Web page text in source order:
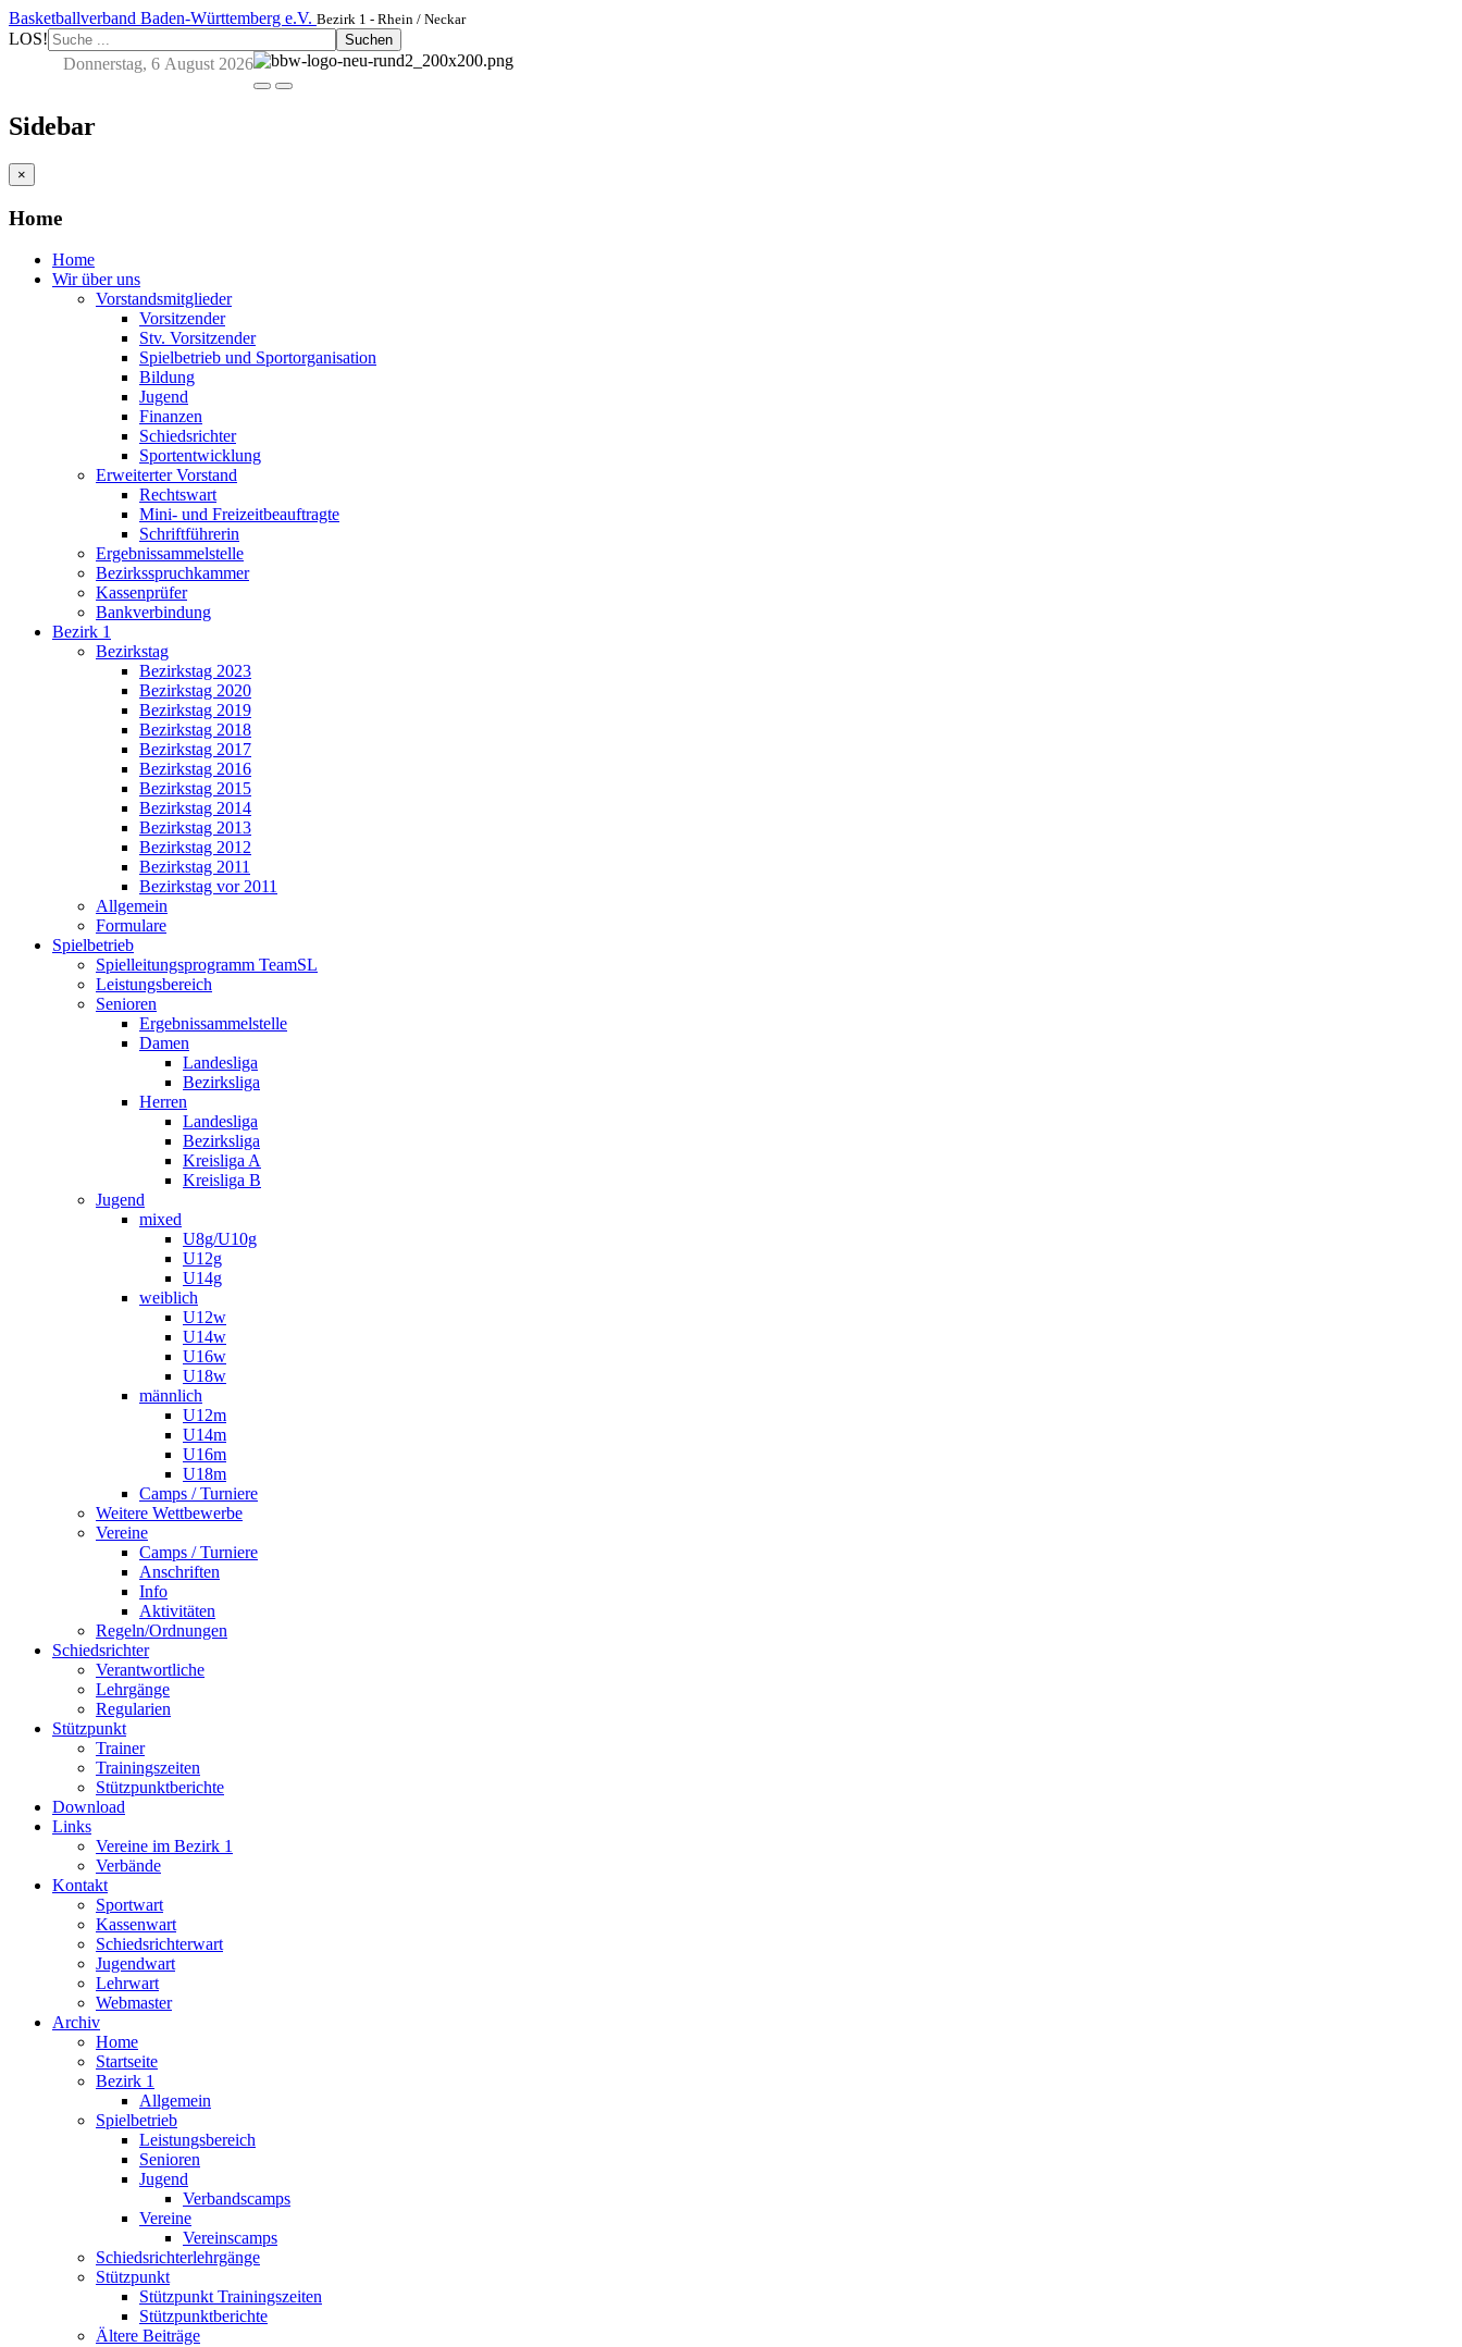
Basketballverband Baden-Württemberg e.V. Bezirk 1 - Rhein / Neckar
LOS! Suchen
Donnerstag, 6 August 2026
Sidebar
×
Home
Home
Wir über uns
Vorstandsmitglieder
Vorsitzender
Stv. Vorsitzender
Spielbetrieb und Sportorganisation
Bildung
Jugend
Finanzen
Schiedsrichter
Sportentwicklung
Erweiterter Vorstand
Rechtswart
Mini- und Freizeitbeauftragte
Schriftführerin
Ergebnissammelstelle
Bezirksspruchkammer
Kassenprüfer
Bankverbindung
Bezirk 1
Bezirkstag
Bezirkstag 2023
Bezirkstag 2020
Bezirkstag 2019
Bezirkstag 2018
Bezirkstag 2017
Bezirkstag 2016
Bezirkstag 2015
Bezirkstag 2014
Bezirkstag 2013
Bezirkstag 2012
Bezirkstag 2011
Bezirkstag vor 2011
Allgemein
Formulare
Spielbetrieb
Spielleitungsprogramm TeamSL
Leistungsbereich
Senioren
Ergebnissammelstelle
Damen
Landesliga
Bezirksliga
Herren
Landesliga
Bezirksliga
Kreisliga A
Kreisliga B
Jugend
mixed
U8g/U10g
U12g
U14g
weiblich
U12w
U14w
U16w
U18w
männlich
U12m
U14m
U16m
U18m
Camps / Turniere
Weitere Wettbewerbe
Vereine
Camps / Turniere
Anschriften
Info
Aktivitäten
Regeln/Ordnungen
Schiedsrichter
Verantwortliche
Lehrgänge
Regularien
Stützpunkt
Trainer
Trainingszeiten
Stützpunktberichte
Download
Links
Vereine im Bezirk 1
Verbände
Kontakt
Sportwart
Kassenwart
Schiedsrichterwart
Jugendwart
Lehrwart
Webmaster
Archiv
Home
Startseite
Bezirk 1
Allgemein
Spielbetrieb
Leistungsbereich
Senioren
Jugend
Verbandscamps
Vereine
Vereinscamps
Schiedsrichterlehrgänge
Stützpunkt
Stützpunkt Trainingszeiten
Stützpunktberichte
Ältere Beiträge